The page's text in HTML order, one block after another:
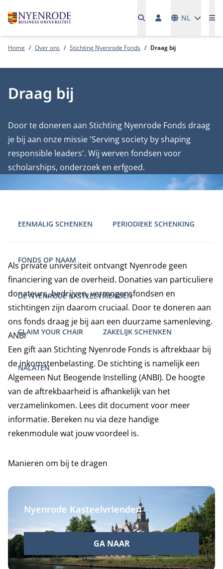
NL
Home Over ons Stichting Nyenrode Fonds Draag bij
Draag bij
Door te doneren aan Stichting Nyenrode Fonds draag
je bij aan onze missie 'Serving society by shaping
responsible leaders'. Wij werven fondsen voor
scholarships, onderzoek en erfgoed.
EENMALIG SCHENKEN PERIODIEKE SCHENKING
FONDS OP NAAM
DE NYENRODE KASTEELVRIENDEN
CLAIM YOUR CHAIR ZAKELIJK SCHENKEN
NALATEN
Als private universiteit ontvangt Nyenrode geen
financiering van de overheid. Donaties van particuliere
donateurs, bedrijven, vermogensfondsen en
stichtingen zijn daarom cruciaal. Door te doneren aan
ons fonds draag je bij aan een duurzame samenleving.
ANBI
Een gift aan Stichting Nyenrode Fonds is aftrekbaar bij
de inkomstenbelasting. De stichting is namelijk een
Algemeen Nut Beogende Instelling(ANBI). De hoogte
van de aftrekbaarheid is afhankelijk van het
verzamelinkomen. Lees dit documentvoor meer
informatie. Bereken nu via deze handige
rekenmodulewat jouw voordeel is.
Manieren om bij te dragen
Nyenrode Kasteelvrienden
GA NAAR